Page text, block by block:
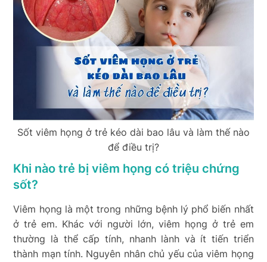
Sốt viêm họng ở trẻ kéo dài bao lâu và làm thế nào
để điều trị?
Khi nào trẻ bị viêm họng có triệu chứng
sốt?
Viêm họng là một trong những bệnh lý phổ biến nhất
ở trẻ em. Khác với người lớn, viêm họng ở trẻ em
thường là thể cấp tính, nhanh lành và ít tiến triển
thành mạn tính. Nguyên nhân chủ yếu của viêm họng